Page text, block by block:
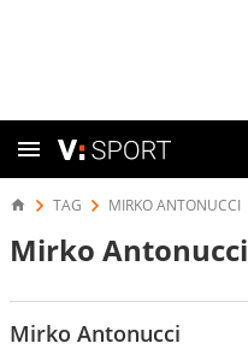
TAG MIRKO ANTONUCCI
Mirko Antonucci
Mirko Antonucci